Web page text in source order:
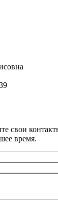
свои
время.